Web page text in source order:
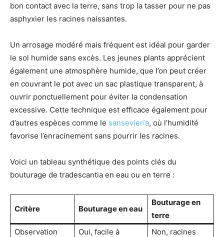
bon contact avec la terre, sans trop la tasser pour ne pas
asphyxier les racines naissantes.
Un arrosage modéré mais fréquent est idéal pour garder
le sol humide sans excès. Les jeunes plants apprécient
également une atmosphère humide, que l’on peut créer
en couvrant le pot avec un sac plastique transparent, à
ouvrir ponctuellement pour éviter la condensation
excessive. Cette technique est efficace également pour
d’autres espèces comme le sansevieria, où l’humidité
favorise l’enracinement sans pourrir les racines.
Voici un tableau synthétique des points clés du
bouturage de tradescantia en eau ou en terre :
Critère Bouturage en eau
Bouturage en
terre
Observation
Oui, facile à
Non, racines